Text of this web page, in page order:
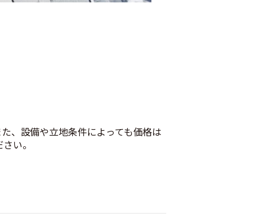
、設備や立地条件によっても価格は
い。